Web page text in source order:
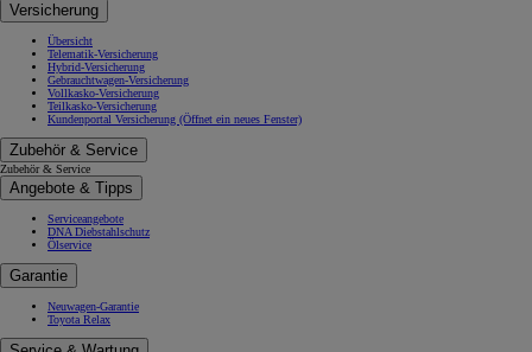
Versicherung
Übersicht
Telematik-Versicherung
Hybrid-Versicherung
Gebrauchtwagen-Versicherung
Vollkasko-Versicherung
Teilkasko-Versicherung
Kundenportal Versicherung (Öffnet ein neues Fenster)
Zubehör & Service
Zubehör & Service
Angebote & Tipps
Serviceangebote
DNA Diebstahlschutz
Ölservice
Garantie
Neuwagen-Garantie
Toyota Relax